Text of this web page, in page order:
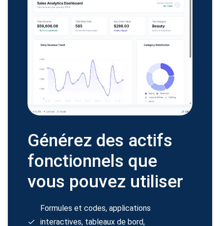
Générez des actifs
fonctionnels que
vous pouvez utiliser
Formules et codes, applications
interactives, tableaux de bord,